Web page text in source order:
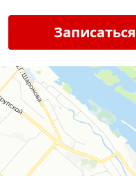
Записаться